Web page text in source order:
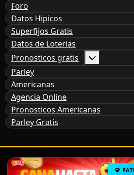
Foro
Datos Hipicos
Superfijos Gratis
Datos de Loterias
Pronosticos gratis
Parley
Americanas
Agencia Online
Pronosticos Americanas
Parley Gratis